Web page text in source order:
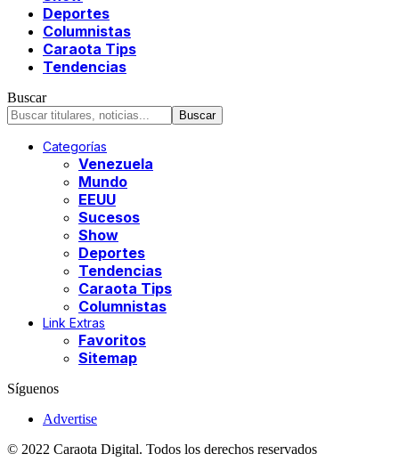
Deportes
Columnistas
Caraota Tips
Tendencias
Buscar
Categorías
Venezuela
Mundo
EEUU
Sucesos
Show
Deportes
Tendencias
Caraota Tips
Columnistas
Link Extras
Favoritos
Sitemap
Síguenos
Advertise
© 2022 Caraota Digital. Todos los derechos reservados